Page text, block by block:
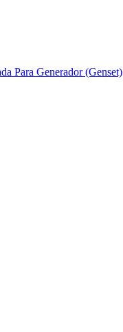
Para Generador (Genset)